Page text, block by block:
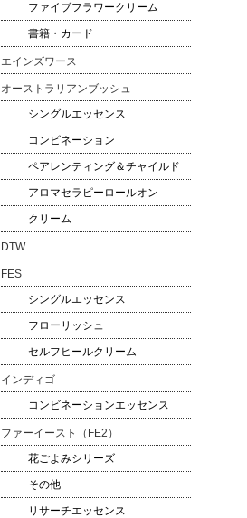
ファイブフラワークリーム
書籍・カード
エインズワース
オーストラリアンブッシュ
シングルエッセンス
コンビネーション
ペアレンティング＆チャイルド
アロマセラピーロールオン
クリーム
DTW
FES
シングルエッセンス
フローリッシュ
セルフヒールクリーム
インディゴ
コンビネーションエッセンス
ファーイースト（FE2）
花ごよみシリーズ
その他
リサーチエッセンス